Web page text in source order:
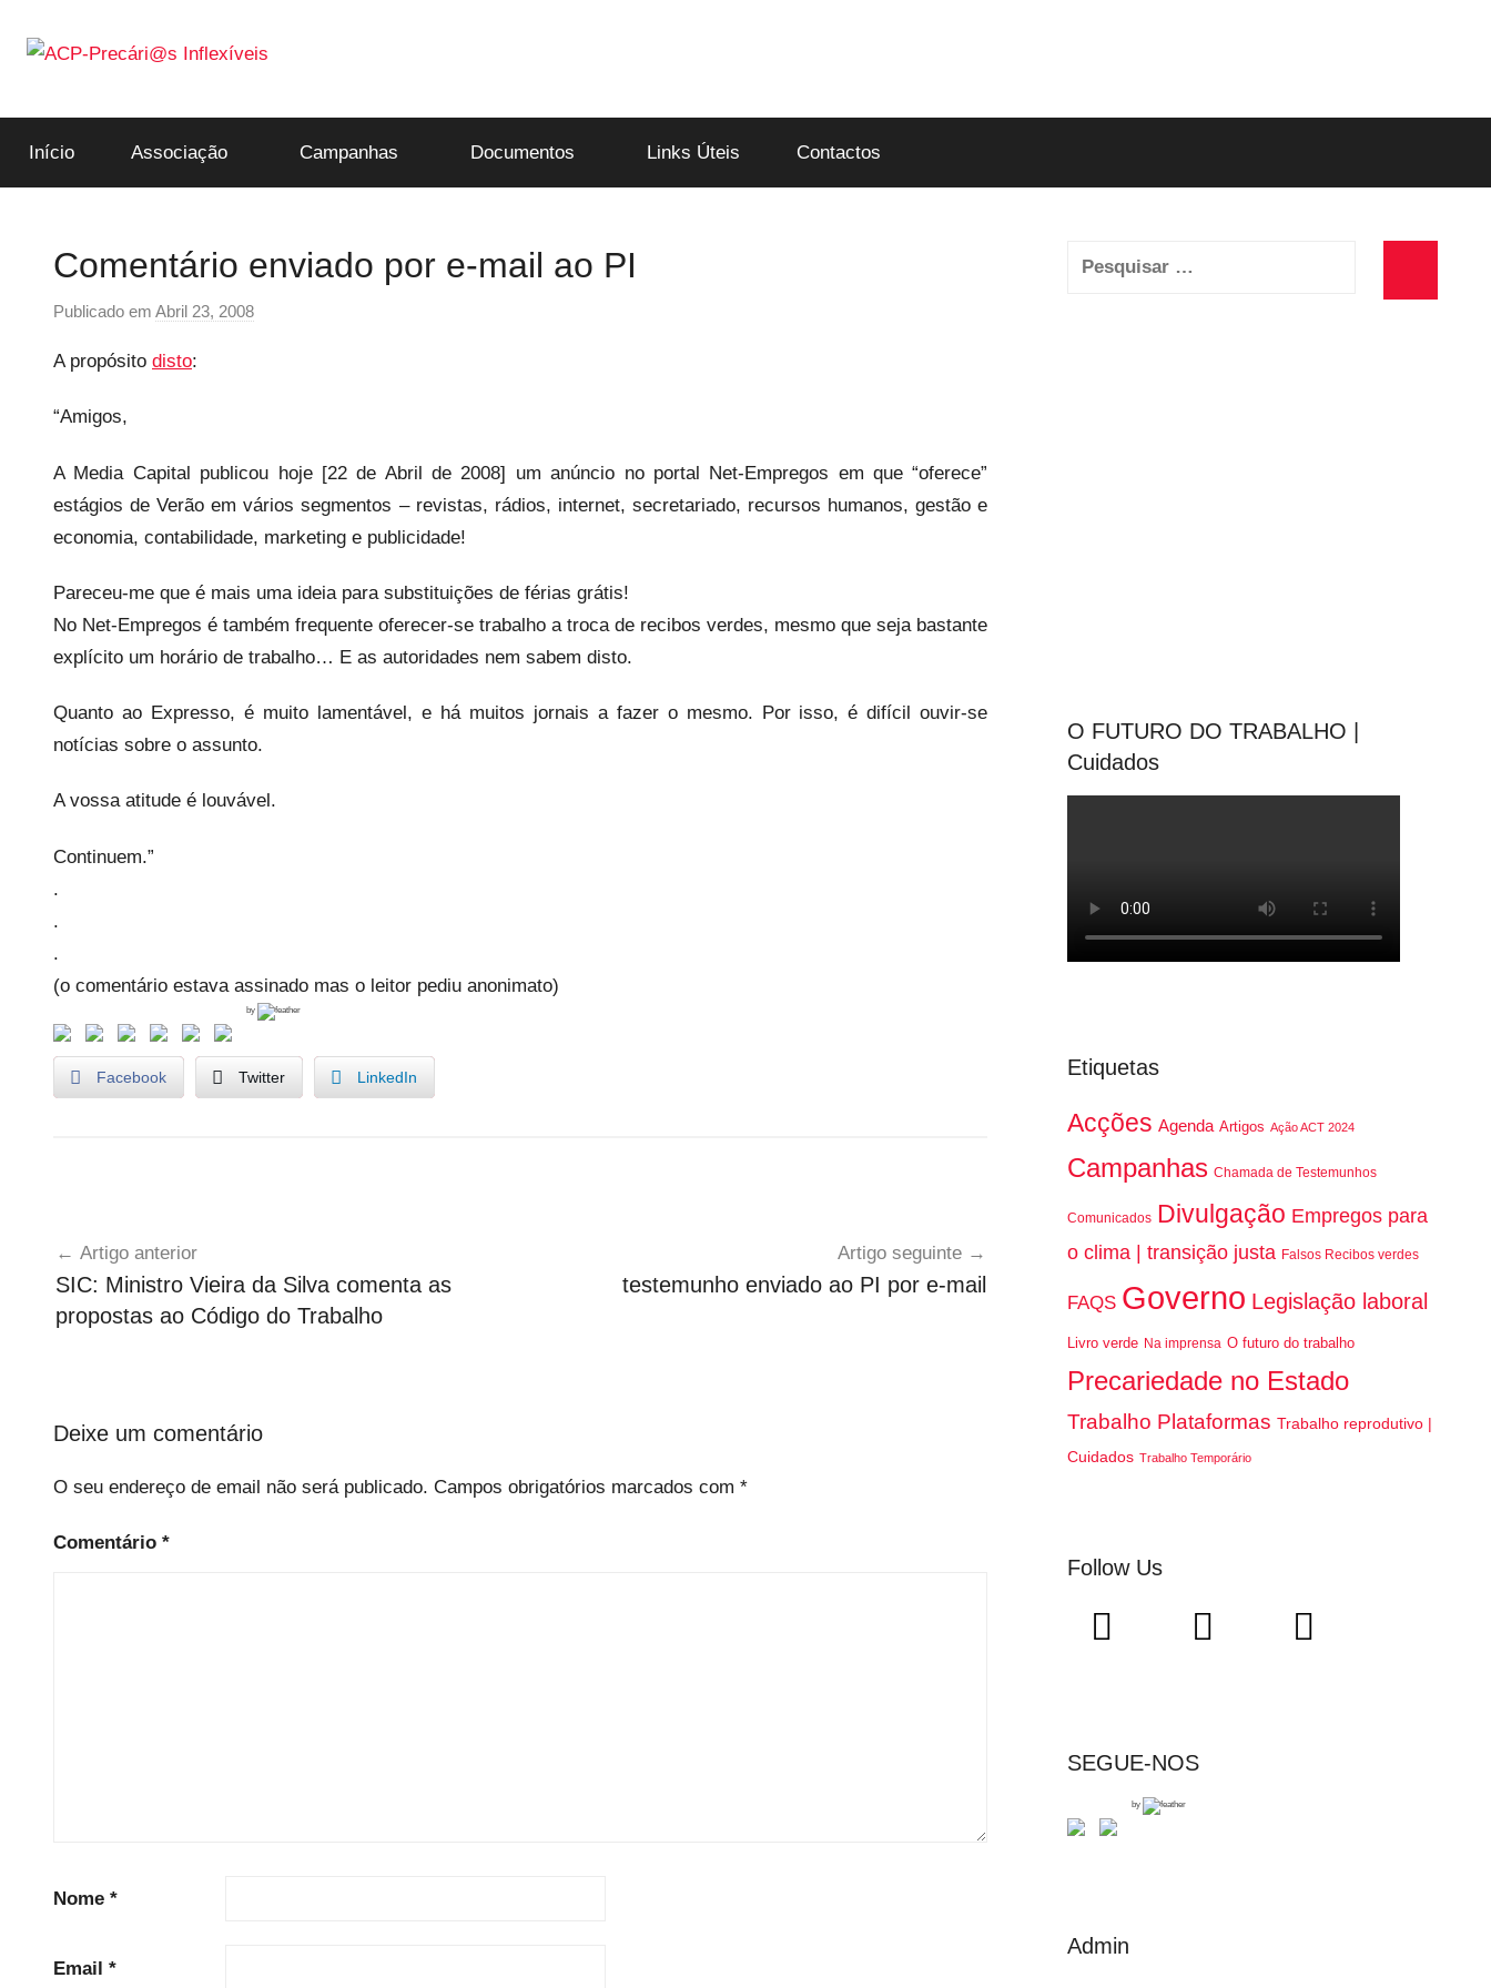
para
ACP-
Precári@s
Início Associação Campanhas Documentos Links Úteis Contactos
Comentário enviado por e-mail ao PI
Publicado em Abril 23, 2008
c
a
r
o
s
i
l
x
A propósito disto:
“Amigos,
A Media Capital publicou hoje [22 de Abril de 2008] um anúncio no portal Net-Empregos em que “oferece”
estágios de Verão em vários segmentos – revistas, rádios, internet, secretariado, recursos humanos, gestão e
economia, contabilidade, marketing e publicidade!
Pareceu-me que é mais uma ideia para substituições de férias grátis!
No Net-Empregos é também frequente oferecer-se trabalho a troca de recibos verdes, mesmo que seja bastante
explícito um horário de trabalho… E as autoridades nem sabem disto.
Quanto ao Expresso, é muito lamentável, e há muitos jornais a fazer o mesmo. Por isso, é difícil ouvir-se
notícias sobre o assunto.
A vossa atitude é louvável.
Continuem.”
.
.
.
(o comentário estava assinado mas o leitor pediu anonimato)
by
Facebook Twitter LinkedIn
c
a
t
r
z
d
artigos
Artigo anterior
SIC: Ministro Vieira da Silva comenta as
propostas ao Código do Trabalho
Artigo seguinte
testemunho enviado ao PI por e-mail
Deixe um comentário
O seu endereço de email não será publicado. Campos obrigatórios marcados com *
Comentário *
Nome *
Email *
Pesquisar
O FUTURO DO TRABALHO |
Cuidados
Etiquetas
Acções Agenda Artigos Ação ACT 2024
Campanhas Chamada de Testemunhos
Comunicados Divulgação Empregos para
o clima | transição justa Falsos Recibos verdes
FAQS Governo Legislação laboral
Livro verde Na imprensa O futuro do trabalho
Precariedade no Estado
Trabalho Plataformas Trabalho reprodutivo |
Cuidados Trabalho Temporário
Follow Us
SEGUE-NOS
by
Admin